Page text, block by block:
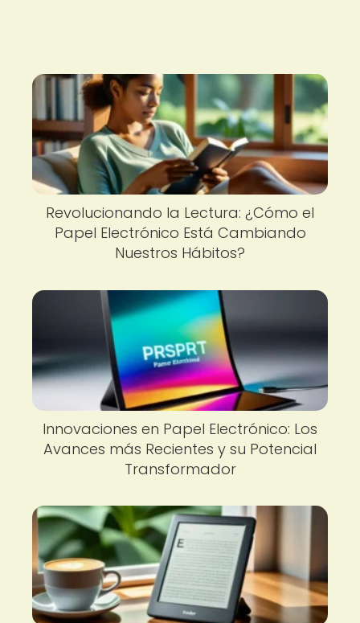
Revolucionando la Lectura: ¿Cómo el
Papel Electrónico Está Cambiando
Nuestros Hábitos?
Innovaciones en Papel Electrónico: Los
Avances más Recientes y su Potencial
Transformador